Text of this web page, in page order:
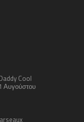
Cool
Αυγούστου